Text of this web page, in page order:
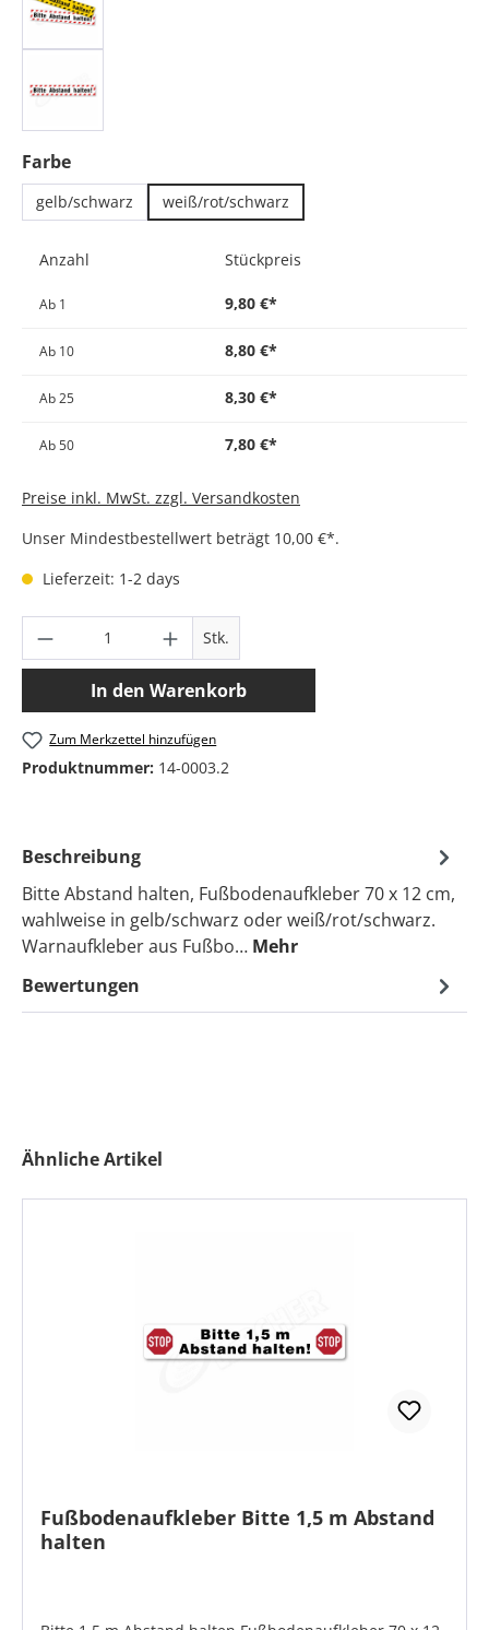
Farbeauswählen
gelb/schwarz weiß/rot/schwarz
Anzahl Stückpreis
Ab 1 9,80 €*
Ab 10 8,80 €*
Ab25 8,30 €*
Ab50 7,80 €*
Preise inkl. MwSt. zzgl. Versandkosten
Unser Mindestbestellwert beträgt 10,00 €*.
Lieferzeit: 1-2 days
Produkt Anzahl: Gib den gewünschten
Stk.
In den Warenkorb
Zum Merkzettel hinzufügen
Produktnummer: 14-0003.2
Beschreibung
Bitte Abstand halten, Fußbodenaufkleber 70 x 12 cm,
wahlweise in gelb/schwarz oder weiß/rot/schwarz.
Warnaufkleber aus Fußbo… Mehr
Bewertungen
Produktgalerie überspringen
Ähnliche Artikel
Fußbodenaufkleber Bitte 1,5 m Abstand
halten